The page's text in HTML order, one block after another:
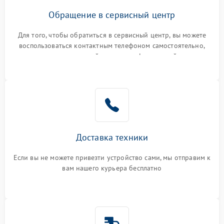
Обращение в сервисный центр
Для того, чтобы обратиться в сервисный центр, вы можете
воспользоваться контактным телефоном самостоятельно,
или оставить свой номер телефона на сайте
Доставка техники
Если вы не можете привезти устройство сами, мы отправим к
вам нашего курьера бесплатно